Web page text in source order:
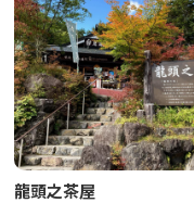
龍頭之茶屋